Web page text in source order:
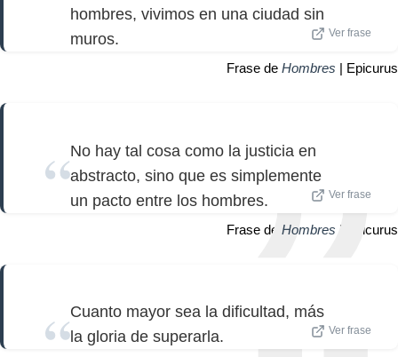
hombres, vivimos en una ciudad sin
muros.
Ver frase
Frase de Hombres | Epicurus
No hay tal cosa como la justicia en
abstracto, sino que es simplemente
un pacto entre los hombres.
Ver frase
Frase de Hombres | Epicurus
Cuanto mayor sea la dificultad, más
la gloria de superarla.
Ver frase